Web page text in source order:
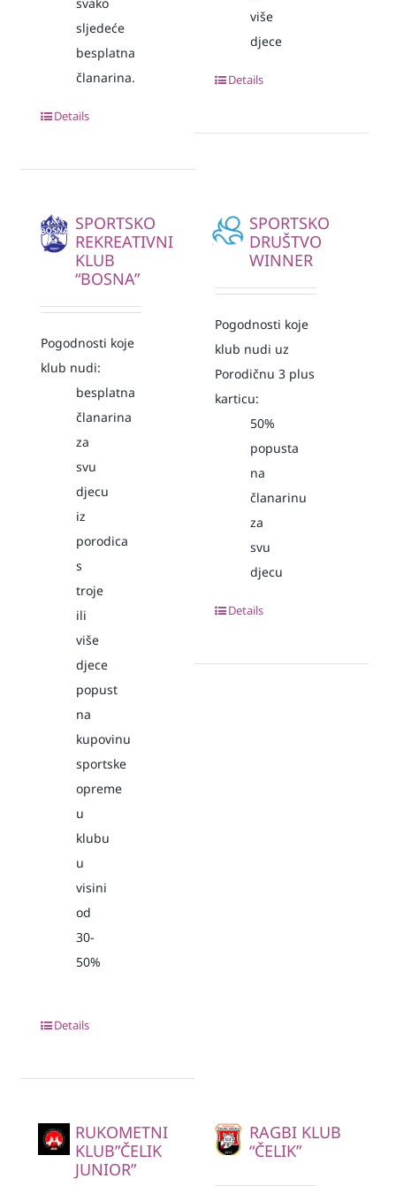
sljedeće
besplatna
članarina.
Details
više
djece
Details
SPORTSKO
REKREATIVNI
KLUB
“BOSNA”
Pogodnosti koje
klub nudi:
besplatna
članarina
za
svu
djecu
iz
porodica
s
troje
ili
više
djece
popust
na
kupovinu
sportske
opreme
u
klubu
u
visini
od
30-
50%
Details
SPORTSKO
DRUŠTVO
WINNER
Pogodnosti koje
klub nudi uz
Porodičnu 3 plus
karticu:
50%
popusta
na
članarinu
za
svu
djecu
Details
RUKOMETNI
KLUB”ČELIK
JUNIOR”
RAGBI KLUB
“ČELIK”